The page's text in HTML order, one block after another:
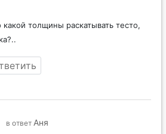
толщины раскатывать тесто,
в ответ Аня